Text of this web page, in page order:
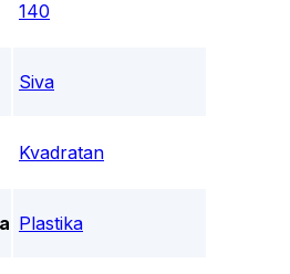
140
Siva
Kvadratan
Plastika